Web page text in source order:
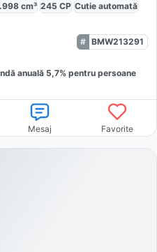
cm³ 245 CP Cutie automată
BMW213291
anuală 5,7% pentru persoane
Mesaj Favorite